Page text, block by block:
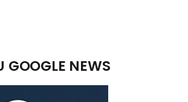
GOOGLE NEWS